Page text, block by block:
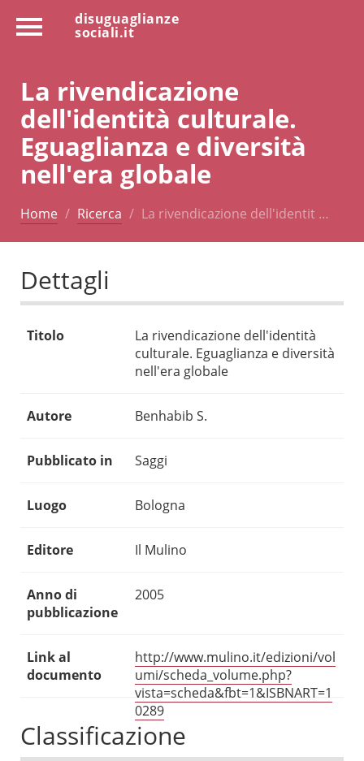
disuguaglianze
sociali.it
La rivendicazione
dell'identità culturale.
Eguaglianza e diversità
nell'era globale
Home Ricerca La rivendicazione dell'identit …
Dettagli
Titolo
La rivendicazione dell'identità
culturale. Eguaglianza e diversità
nell'era globale
Autore Benhabib S.
Pubblicato in Saggi
Luogo Bologna
Editore Il Mulino
Anno di
pubblicazione
2005
Link al
documento
http://www.mulino.it/edizioni/vol
umi/scheda_volume.php?
vista=scheda&fbt=1&ISBNART=1
0289
Classificazione